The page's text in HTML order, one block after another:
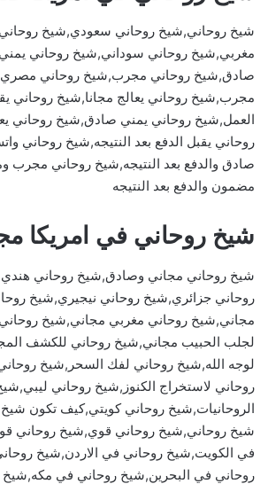
شيخ روحاني,شيخ روحاني سعودي,شيخ
مغربي,شيخ روحاني سوداني,شيخ روحاني
صادق,شيخ روحاني مجرب,شيخ روحاني
مجرب,شيخ روحاني يعالج مجانا,شيخ روحاني
العمل,شيخ روحاني يمني صادق,شيخ روحاني
روحاني يقبل الدفع بعد النتيجه,شيخ روحاني
صادق والدفع بعد النتيجه,شيخ روحاني
مضمون والدفع بعد النتيجه
شيخ روحاني في امريكا
شيخ روحاني مجاني وصادق,شيخ روحاني
روحاني جزائري,شيخ روحاني نيجيري,شيخ
مجاني,شيخ روحاني مغربي مجاني,شيخ
لجلب الحبيب مجاني,شيخ روحاني للكشف
لوجه الله,شيخ روحاني لفك السحر,شيخ
روحاني لاستخراج الكنوز,شيخ روحاني
الروحانيات,شيخ روحاني كويتي,كيف تكون
شيخ روحاني,شيخ روحاني قوي,شيخ روحاني
في الكويت,شيخ روحاني في الاردن,شيخ
روحاني في البحرين,شيخ روحاني في